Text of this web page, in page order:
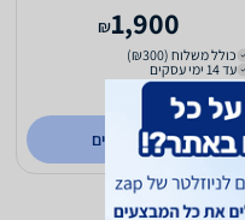
1,900
₪
כולל משלוח (₪300)
עד 14 ימי עסקים
צוציק
5.0
(651)
לפרטים נוספים